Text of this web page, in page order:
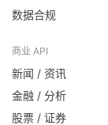
数据合规
商业 API
新闻 / 资讯
金融 / 分析
股票 / 证券